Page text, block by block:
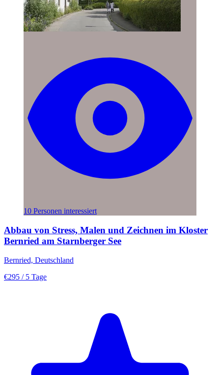
10 Personen interessiert
Abbau von Stress, Malen und Zeichnen im Kloster
Bernried am Starnberger See
Bernried, Deutschland
€295 / 5 Tage